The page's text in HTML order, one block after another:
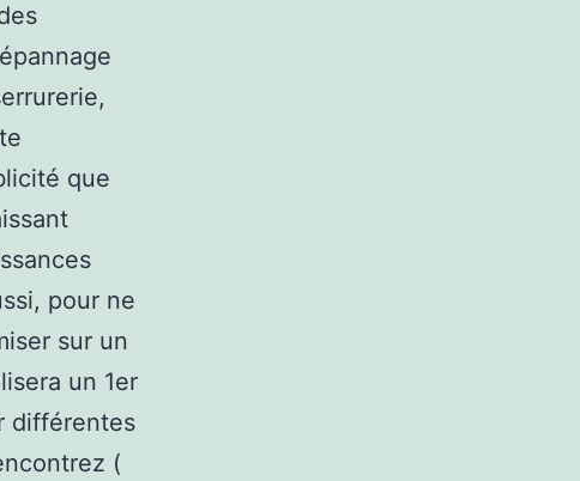
que
pour ne
sur un
un 1er
différentes
(